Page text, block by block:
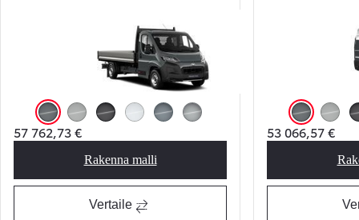
Anthracite
57 762,73 €
Rakenna malliProace Max Base
Vertaile
Anthracite
53 066,57 €